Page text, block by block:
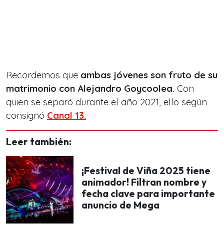
Recordemos que ambas jóvenes son fruto de su
matrimonio con Alejandro Goycoolea. Con
quien se separó durante el año 2021, ello según
consignó Canal 13.
Leer también:
¡Festival de Viña 2025 tiene
animador! Filtran nombre y
fecha clave para importante
anuncio de Mega